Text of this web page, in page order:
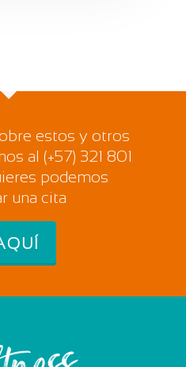
estos y otros
al (+57) 321 801
podemos
una cita